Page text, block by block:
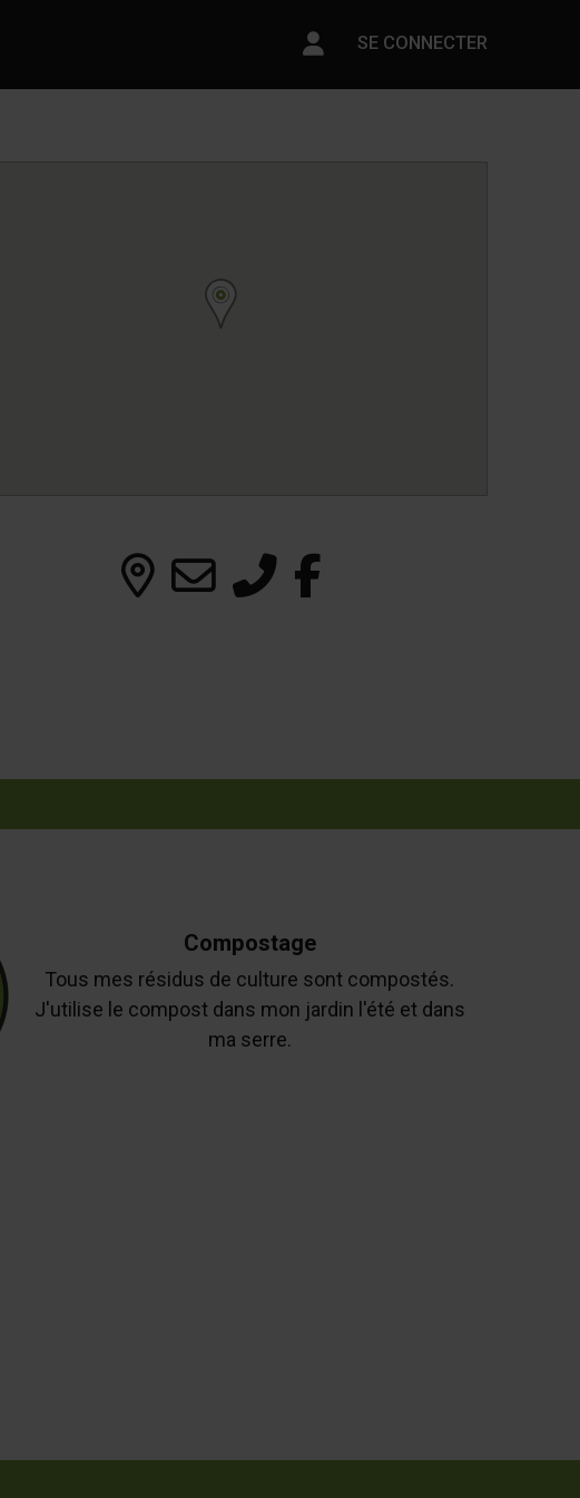
Paramètres du compte
SE CONNECTER
Compostage
Tous mes résidus de culture sont compostés.
J'utilise le compost dans mon jardin l'été et dans
ma serre.